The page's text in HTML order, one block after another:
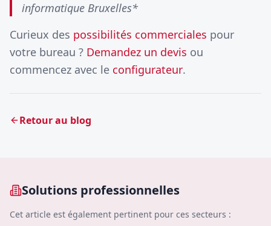
informatique Bruxelles*
Curieux des possibilités commerciales pour
votre bureau ? Demandez un devis ou
commencez avec le configurateur.
Retour au blog
Solutions professionnelles
Cet article est également pertinent pour ces secteurs :